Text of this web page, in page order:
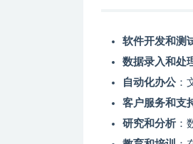
软件开发和测
数据录入和处
自动化办公 ：
客户服务和支
研究和分析 ：